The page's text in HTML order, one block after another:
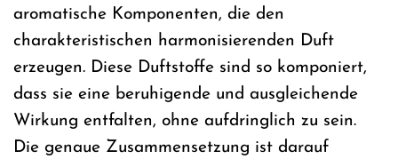
aromatische Komponenten, die den
charakteristischen harmonisierenden Duft
erzeugen. Diese Duftstoffe sind so komponiert,
dass sie eine beruhigende und ausgleichende
Wirkung entfalten, ohne aufdringlich zu sein.
Die genaue Zusammensetzung ist darauf